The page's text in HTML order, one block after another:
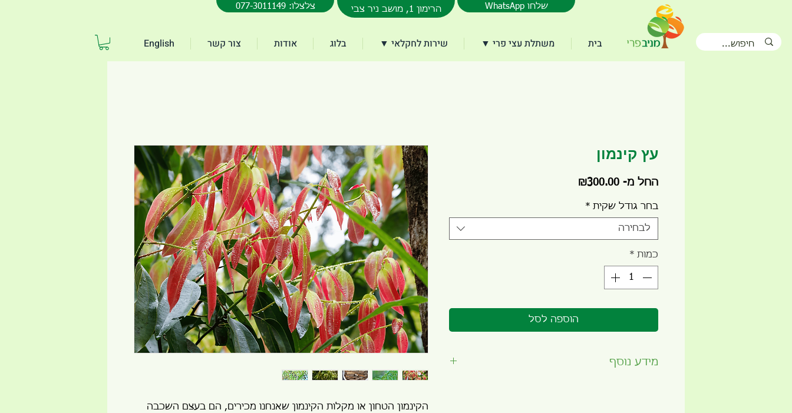
077-3011149 :צלצלו הרימון 1, מושב ניר צבי WhatsApp שלחו
בית משתלת עצי פרי ▼ שירות לחקלאי ▼ בלוג אודות צור קשר English
הקינמון הטחון או מקלות הקינמון שאנחנו מכירים, הם בעצם השכבה
עץ קינמון
החל מ- ₪300.00
בחר גודל שקית *
לבחירה
כמות *
הוספה לסל
מידע נוסף